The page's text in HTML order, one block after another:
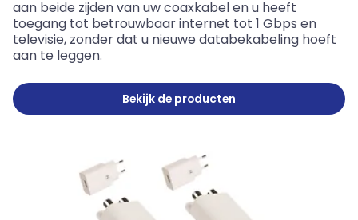
aan beide zijden van uw coaxkabel en u heeft
toegang tot betrouwbaar internet tot 1 Gbps en
televisie, zonder dat u nieuwe databekabeling hoeft
aan te leggen.
Bekijk de producten